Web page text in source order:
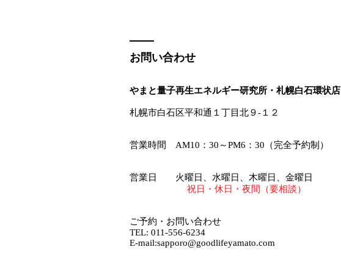
お問い合わせ
やまと量子再生エネルギー研究所・札幌白石環状店
札幌市白石区平和通１丁目北９-１２
営業時間 AM10：30～PM6：30（完全予約制）
​営業日 火曜日、水曜日、木曜日、金曜日
祝日・休日・夜間（要相談）
ご予約・お問い合わせ​
​​TEL: 011-556-6234
E-mail:sapporo@goodlifeyamato.com